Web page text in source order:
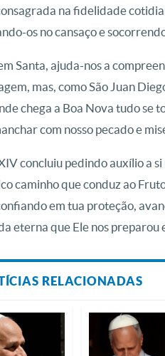
na fidelidade
os no cansaço e
Santa, ajuda-nos a
mas, como São Juan
chega a Boa Nova tudo se
com nosso pecado e
concluiu pedindo auxílio a
caminho que conduz ao
em tua proteção,
eterna que Ele nos preparou
RELACIONADAS